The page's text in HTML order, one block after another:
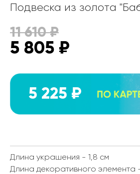
Подвеска из золота
11 610₽
5 805 ₽
5 225 ₽
Длина украшения - 1,8 см
Длина декоративного элемента